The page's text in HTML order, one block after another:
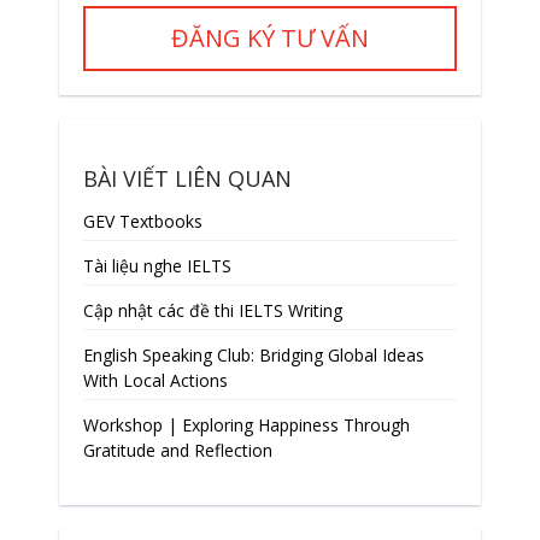
ĐĂNG KÝ TƯ VẤN
BÀI VIẾT LIÊN QUAN
GEV Textbooks
Tài liệu nghe IELTS
Cập nhật các đề thi IELTS Writing
English Speaking Club: Bridging Global Ideas
With Local Actions
Workshop | Exploring Happiness Through
Gratitude and Reflection